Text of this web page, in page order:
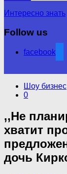
Интересно знать
Follow us
facebook
Шоу бизнес
0
,,Не
хватит
дочь